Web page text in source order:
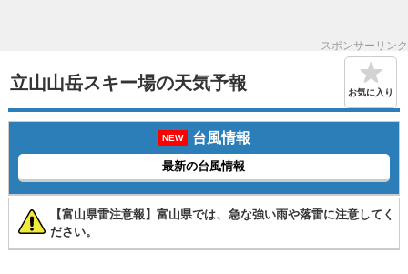
スポンサーリンク
立山山岳スキー場の天気予報 お気に入り
NEW 台風情報
最新の台風情報
【富山県雷注意報】富山県では、急な強い雨や落雷に注意してく
ださい。